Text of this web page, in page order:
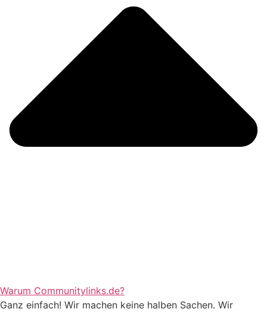
Warum Communitylinks.de?
Ganz einfach! Wir machen keine halben Sachen. Wir